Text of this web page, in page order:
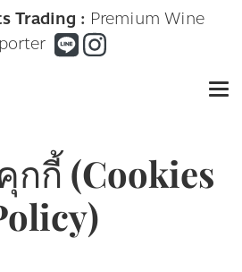
Trading : Premium Wine
กกี้ (Cookies